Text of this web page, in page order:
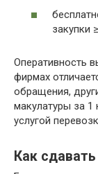
закупки
Оперативность
фирмах
обращения,
макулатуры за 1
услугой
Как